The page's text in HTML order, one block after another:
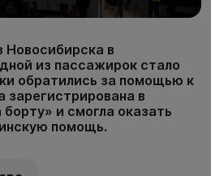
Новосибирска в
из пассажирок стало
обратились за помощью к
зарегистрирована в
и смогла оказать
помощь.